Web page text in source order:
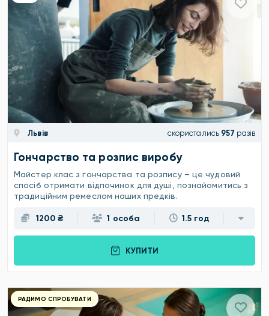
Львів скористались 957 разів
Гончарство та розпис виробу
Майстер клас з гончарства та розпису – це чудовий
спосіб отримати відпочинок для душі, познайомитись з
традиційним ремеслом наших предків.
1200 ₴ 1 особа 1.5 год
КУПИТИ
РАДИМО СПРОБУВАТИ